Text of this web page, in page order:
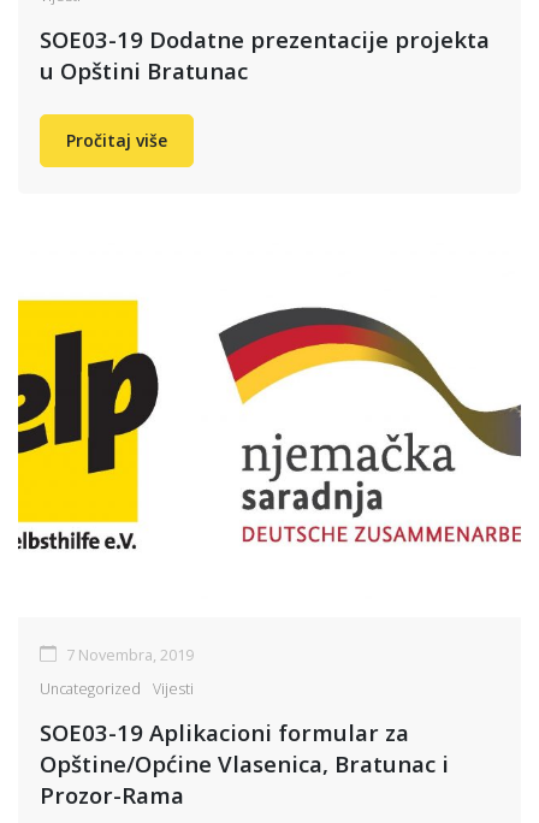
SOE03-19 Dodatne prezentacije projekta
u Opštini Bratunac
Pročitaj više
7 Novembra, 2019
Uncategorized
Vijesti
SOE03-19 Aplikacioni formular za
Opštine/Općine Vlasenica, Bratunac i
Prozor-Rama